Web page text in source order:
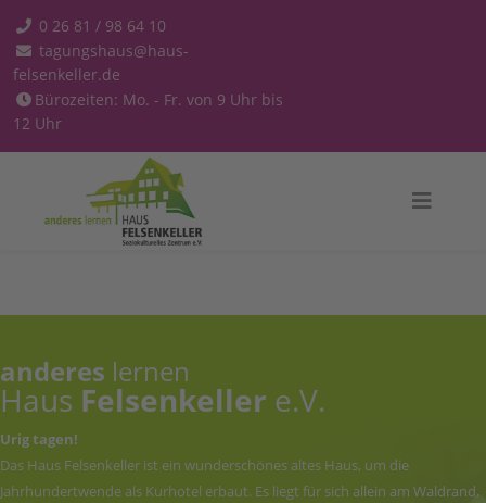
0 26 81 / 98 64 10
tagungshaus@haus-
felsenkeller.de
Bürozeiten: Mo. - Fr. von 9 Uhr bis
12 Uhr
anderes lernen
Haus Felsenkeller e.V.
Urig tagen!
Das Haus Felsenkeller ist ein wunderschönes altes Haus, um die
Jahrhundertwende als Kurhotel erbaut. Es liegt für sich allein am Waldrand,